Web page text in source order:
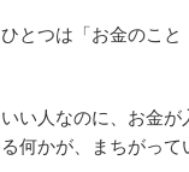
ひとつは「お金のこと
いい人なのに、お金
る何かが、まちがって